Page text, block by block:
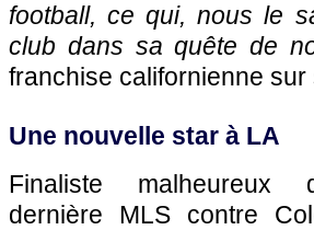
football, ce qui, nous le
club dans sa quête de
franchise californienne sur
Une nouvelle star à LA
Finaliste
dernière MLS contre